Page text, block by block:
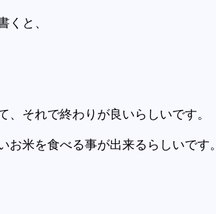
くと、
それで終わりが良いらしいです。
米を食べる事が出来るらしいです。